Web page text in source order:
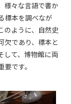
様々な言語で書か
標本を調べなが
のように、自然史
欠であり、標本と
して、博物館に両
です。